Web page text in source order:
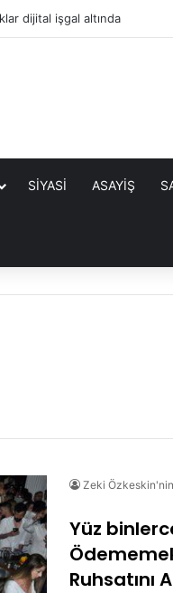
dijital işgal altında
SİYASİ ASAYİŞ
Zeki Özkeskin'nin
Yüz
Ruhsatını